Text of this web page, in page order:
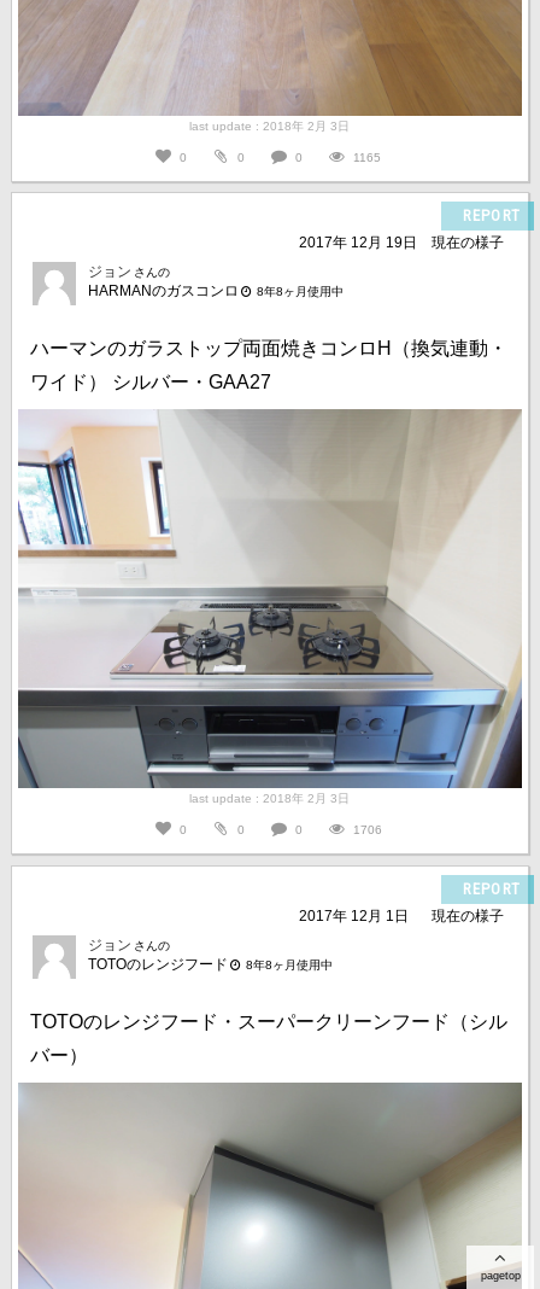
last update : 2018年 2月 3日
0 0 0 1165
REPORT
2017年 12月 19日
現在の様子
ジョン さんの
HARMANのガスコンロ 8年8ヶ月使用中
ハーマンのガラストップ両面焼きコンロH（換気連動・
ワイド） シルバー・GAA27
last update : 2018年 2月 3日
0 0 0 1706
REPORT
2017年 12月 1日
現在の様子
ジョン さんの
TOTOのレンジフード 8年8ヶ月使用中
TOTOのレンジフード・スーパークリーンフード（シル
バー）
pagetop